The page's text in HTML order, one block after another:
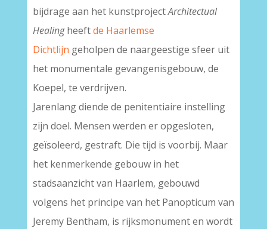
bijdrage aan het kunstprojectArchitectual
Healingheeftde Haarlemse
Dichtlijn geholpen de naargeestige sfeer uit
het monumentale gevangenisgebouw, de
Koepel, te verdrijven.
Jarenlang diende de penitentiaire instelling
zijn doel. Mensen werden er opgesloten,
geïsoleerd, gestraft. Die tijd is voorbij. Maar
het kenmerkende gebouw in het
stadsaanzicht van Haarlem, gebouwd
volgens het principe van het Panopticum van
Jeremy Bentham, is rijksmonument en wordt